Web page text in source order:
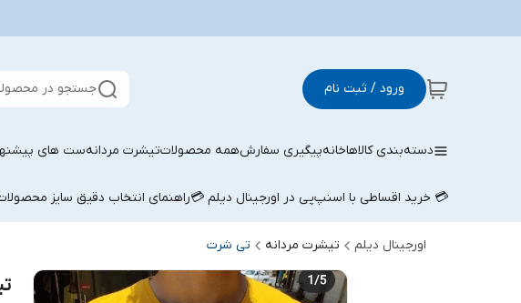
ورود / ثبت نام جستجو در
دسته‌بندی کالاهاخانهپیگیری سفارشهمه محصولاتتیشرت مردانهست های
💳 خرید اقساطی با اسنپ‌پی در اورجینال دیلم 💳راهنمای انتخاب دقیق سایز
اورجینال دیلم تیشرت مردانه تی شرت